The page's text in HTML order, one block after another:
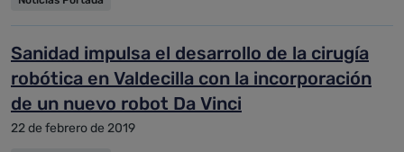
Sanidad impulsa el desarrollo de la cirugía
robótica en Valdecilla con la incorporación
de un nuevo robot Da Vinci
22 de febrero de 2019